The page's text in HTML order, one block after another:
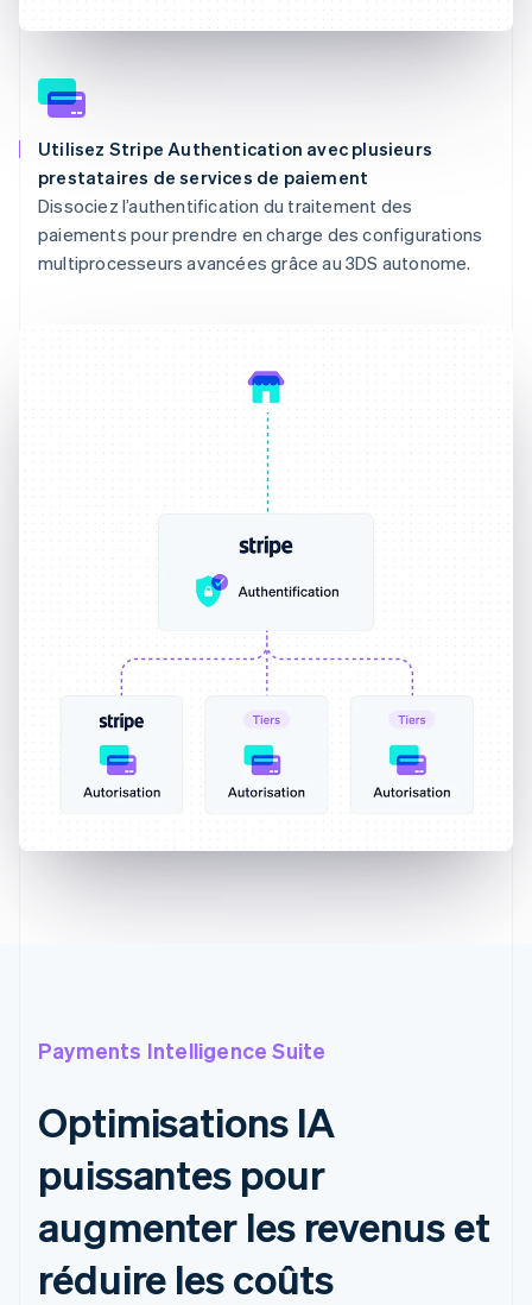
Utilisez Stripe Authentication avec plusieurs
prestataires de services de paiement
Dissociez l’authentification du traitement des
paiements pour prendre en charge des configurations
multiprocesseurs avancées grâce au 3DS autonome.
Payments Intelligence Suite
Optimisations IA
puissantes pour
augmenter les revenus et
réduire les coûts